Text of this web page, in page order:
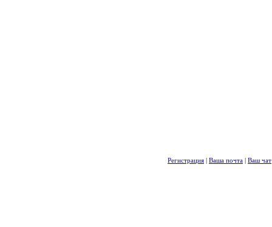
Регистрация | Ваша почта | Ваш чат